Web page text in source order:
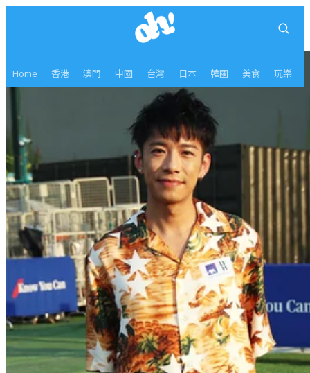
Home 香港 澳門 中國 台灣 日本 韓國 美食 玩樂